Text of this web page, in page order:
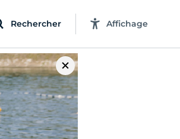
Rechercher Affichage